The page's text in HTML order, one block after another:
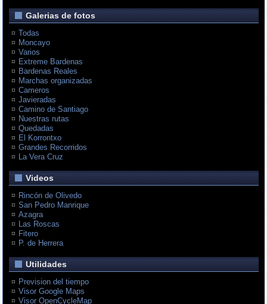
Galerias de fotos
Todas
Moncayo
Varios
Extreme Bardenas
Bardenas Reales
Marchas organizadas
Cameros
Javieradas
Camino de Santiago
Nuestras rutas
Quedadas
El Korrontxo
Grandes Recorridos
La Vera Cruz
Videos
Rincón de Olivedo
San Pedro Manrique
Azagra
Las Roscas
Fitero
P. de Herrera
Utilidades
Prevision del tiempo
Visor Google Maps
Visor OpenCycleMap